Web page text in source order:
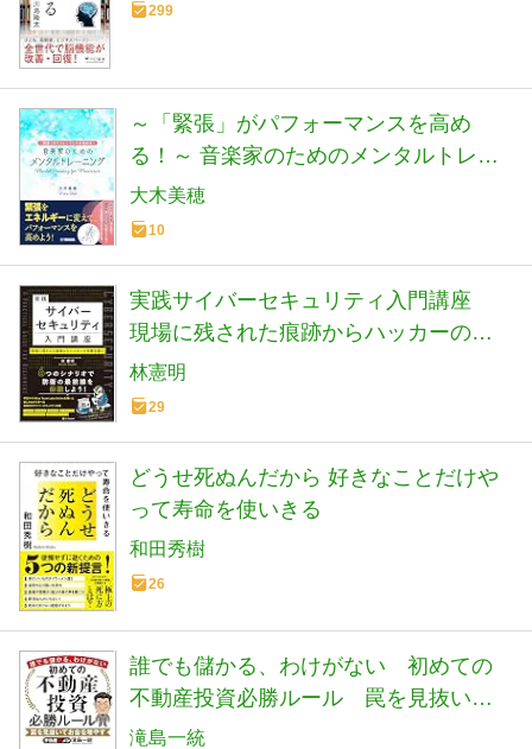
299
～「緊張」がパフォーマンスを高め
る！～ 音楽家のためのメンタルトレー
ニング
大木美穂
10
実践サイバーセキュリティ入門講座
現場に残された痕跡からハッカーの攻
撃を暴け
林憲明
29
どうせ死ぬんだから 好きなことだけや
って寿命を使いきる
和田秀樹
26
誰でも儲かる、わけがない 初めての
不動産投資必勝ルール 罠を見抜いて
お金を増やす
滝島一統